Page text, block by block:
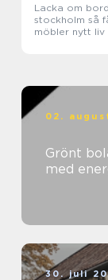
Lacka om
stockholm så får slitna
möbler nytt liv
02.
Grönt bolån
med
30. juli